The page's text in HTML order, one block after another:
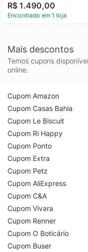
Jaqueta Masculina
Calvin Klein Jeans
R$ 1.490,00
Encontrado em 1 loja
Mais descontos
Temos cupons
online.
Cupom Amazon
Cupom Casas Bahia
Cupom Le Biscuit
Cupom Ri Happy
Cupom Ponto
Cupom Extra
Cupom Petz
Cupom AliExpress
Cupom C&A
Cupom Vivara
Cupom Renner
Cupom O Boticário
Cupom Buser